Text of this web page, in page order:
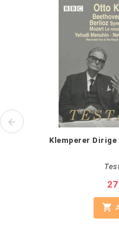
Klemperer Dirige
